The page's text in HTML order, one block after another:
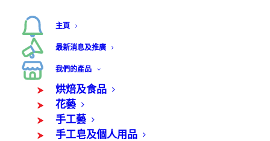
主頁
最新消息及推廣
我們的產品
烘焙及食品
花藝
手工藝
手工皂及個人用品